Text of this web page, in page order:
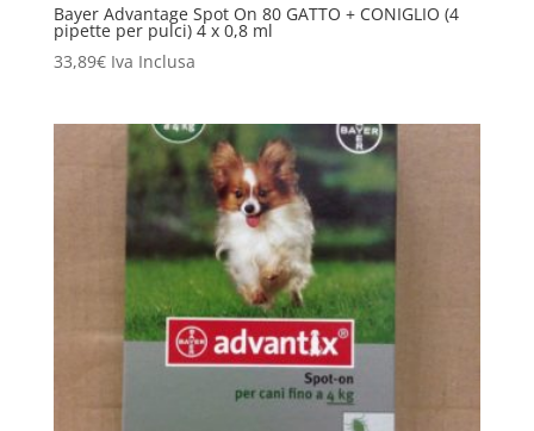
Bayer Advantage Spot On 80 GATTO + CONIGLIO (4
pipette per pulci) 4 x 0,8 ml
33,89€ Iva Inclusa